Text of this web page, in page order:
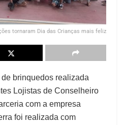
tornaram Dia das Crianças mais feliz
brinquedos realizada
Lojistas de Conselheiro
com a empresa
foi realizada com